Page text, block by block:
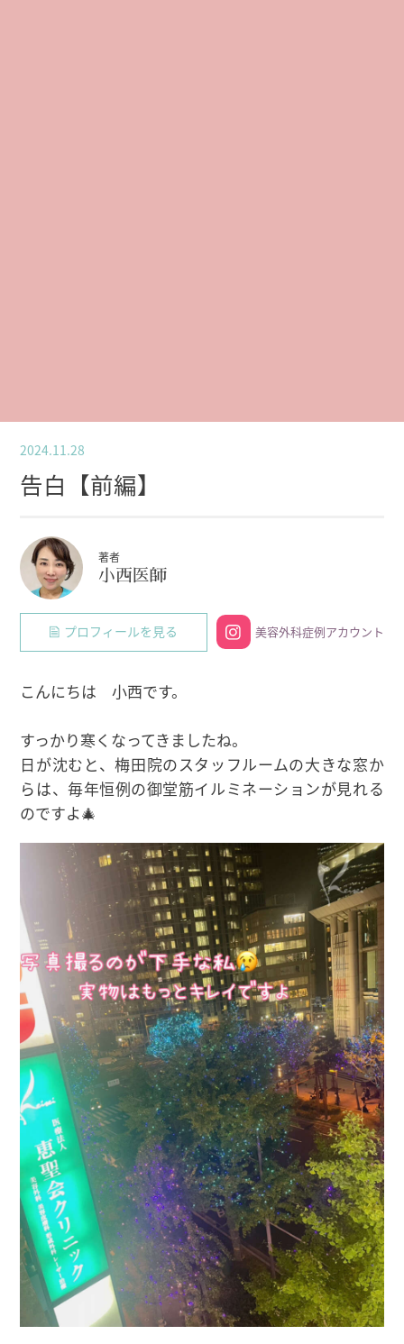
2024.11.28
告白【前編】
著者
小西医師
プロフィールを見る 美容外科症例アカウント
こんにちは 小西です。
すっかり寒くなってきましたね。
日が沈むと、梅田院のスタッフルームの大きな窓か
らは、毎年恒例の御堂筋イルミネーションが見れる
のですよ🎄